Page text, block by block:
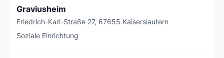
Graviusheim
Friedrich-Karl-Straße 27, 67655 Kaiserslautern
Soziale Einrichtung